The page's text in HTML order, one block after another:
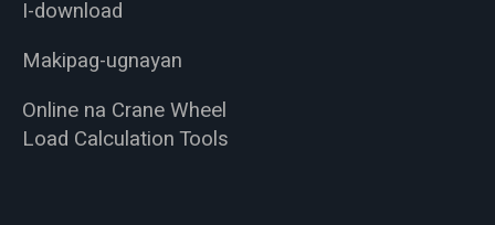
I-download
Makipag-ugnayan
Online na Crane Wheel
Load Calculation Tools